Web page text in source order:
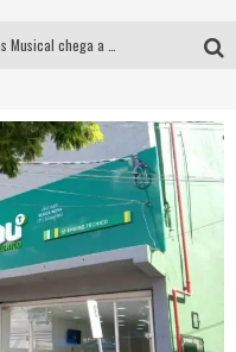
Milton Guedes traz turnê “Milton Canta Lulu” a Belo Horizonte